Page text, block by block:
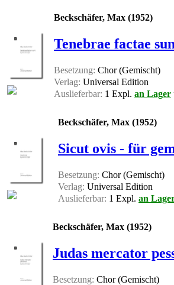
Beckschäfer, Max (1952)
Tenebrae factae
Besetzung: Chor (Gemischt)
Verlag: Universal Edition
Auslieferbar: 1 Expl. an Lager
Beckschäfer, Max (1952)
Sicut ovis - für
Besetzung: Chor (Gemischt)
Verlag: Universal Edition
Auslieferbar: 1 Expl. an
Beckschäfer, Max (1952)
Judas mercator
Besetzung: Chor (Gemischt)